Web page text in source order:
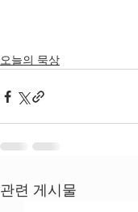
오늘의 묵상
관련 게시물